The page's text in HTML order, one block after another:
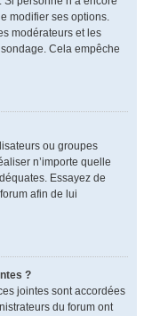
modifier ses options.
modérateurs et les
Cela empêche
ou groupes
n’importe quelle
Essayez de
afin de lui
?
jointes sont accordées
du forum ont